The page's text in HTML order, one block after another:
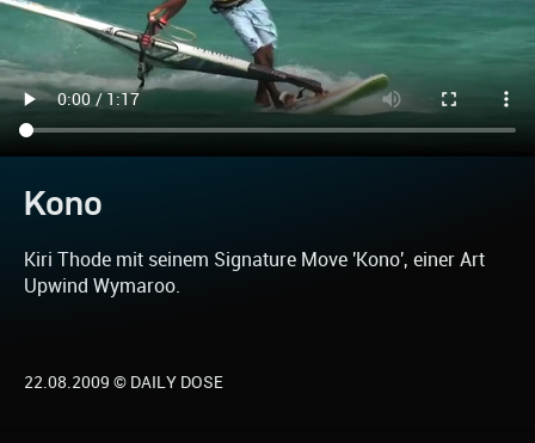
Kono
Kiri Thode mit seinem Signature Move 'Kono', einer Art
Upwind Wymaroo.
22.08.2009 © DAILY DOSE